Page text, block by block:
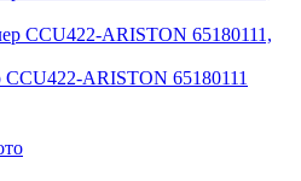
CCU422-ARISTON 65180111